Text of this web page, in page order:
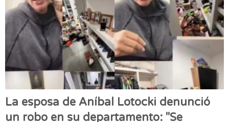
La esposa de Aníbal Lotocki denunció
un robo en su departamento: "Se